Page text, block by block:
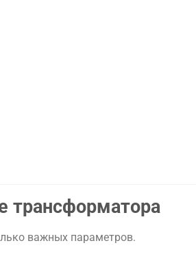
трансформатора
важных параметров.